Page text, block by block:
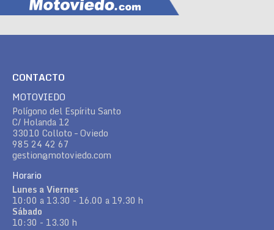
CONTACTO
MOTOVIEDO
Polígono del Espíritu Santo
C/ Holanda 12
33010 Colloto – Oviedo
985 24 42 67
gestion@motoviedo.com
Horario
Lunes a Viernes
10:00 a 13.30 - 16.00 a 19.30 h
Sábado
10:30 - 13.30 h